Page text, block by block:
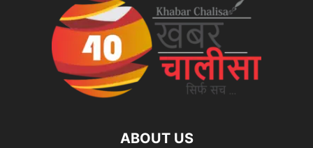
ABOUT US